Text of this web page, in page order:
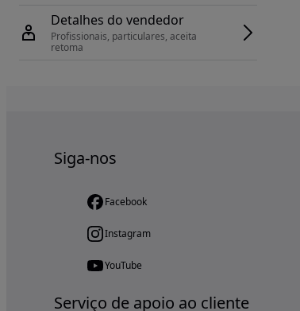
Detalhes do vendedor
Profissionais, particulares, aceita
retoma
Siga-nos
Facebook
Instagram
YouTube
Serviço de apoio ao cliente